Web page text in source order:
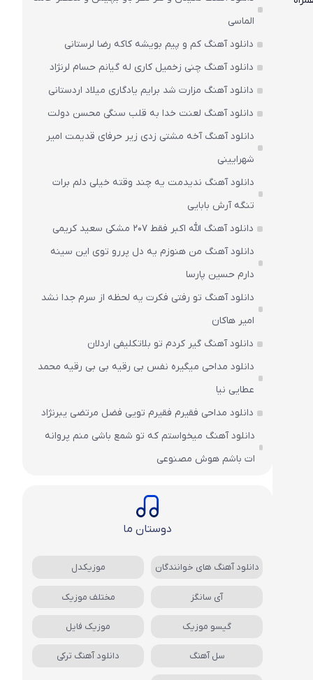
الماسی
دانلود آهنگ کم و پیم بویشه کاکه رضا لرستانی
دانلود آهنگ چنی زخمیل کاری له گیانم حسام لرنژاد
دانلود آهنگ مزارت شد برایم یادگاری میلاد اردستانی
دانلود آهنگ لعنت خدا به قلب سنگی محسن دولت
دانلود آهنگ آخه مشتی زدی زیر حرفای قدیمت امیر
شهرایینی
دانلود آهنگ ندیدمت یه چند وقته خیلی دلم برات
تنگه آرش بابایی
دانلود آهنگ الله اکبر فقط 207 مشکی سعید کریمی
دانلود آهنگ من هنوزم یه دل پررو توی این سینه
دارم حسین پارسا
دانلود آهنگ تو رفتی فکرت یه لحظه از سرم جدا نشد
امیر هاکان
دانلود آهنگ گیر کردم تو بلاتکلیفی اردلان
دانلود مداحی میگیره نفس بی رقیه بی بی رقیه محمد
عطایی نیا
دانلود مداحی فقیرم فقیرم تویی فضل مرتضی یبرنژاد
دانلود آهنگ میخواستم که تو شمع باشی منم پروانه
ات باشم هوش مصنوعی
دوستان ما
دانلود آهنگ های خوانندگان موزیکدل
آی سانگز مختلف موزیک
گیسو موزیک موزیک فایل
سل آهنگ دانلود آهنگ ترکی